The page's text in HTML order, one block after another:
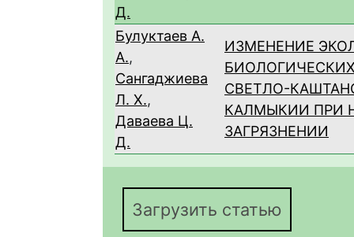
Д.
Булуктаев А.
А.,
Сангаджиева
Л. Х.,
Даваева Ц.
Д.
ИЗМЕНЕНИЕ
СВЕТЛО-
КАЛМЫКИИ ПРИ
ЗАГРЯЗНЕНИИ
Загрузить статью